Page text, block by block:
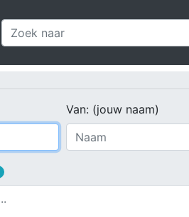
Van: (jouw naam)